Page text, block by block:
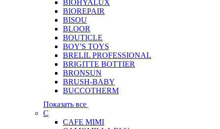
BIOHYALUX
BIOREPAIR
BISOU
BLOOR
BOUTICLE
BOY'S TOYS
BRELIL PROFESSIONAL
BRIGITTE BOTTIER
BRONSUN
BRUSH-BABY
BUCCOTHERM
Показать все
C
CAFE MIMI